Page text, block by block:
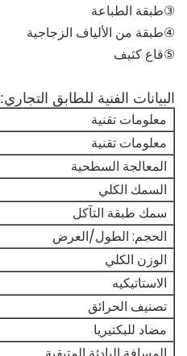
③طبقة الطباعة
④طبقة من الألياف الزجاجية
⑤قاع كثيف
البيانات الفنية للطابق التجاري:
معلومات تقنية
معلومات تقنية
المعالجة السطحية
السمك الكلي
سمك طبقة التآكل
الحجم: الطول/العرض
الوزن الكلي
الاستاتيكيه
تصنيف الحرائق
مضاد للبكتيريا